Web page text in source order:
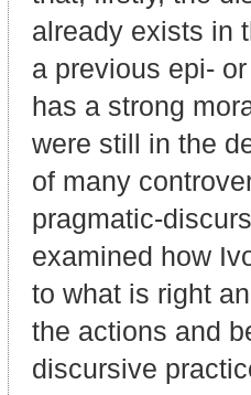
already exists in
a previous epi-
has a strong
were still in the
of many
pragmatic-
examined how
to what is right
the actions and
discursive